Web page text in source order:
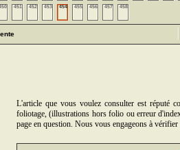
451 452 453 454 455 456 457 458
L'article que vous voulez consulter est réputé
foliotage, (illustrations hors folio ou erreur
page en question. Nous vous engageons à